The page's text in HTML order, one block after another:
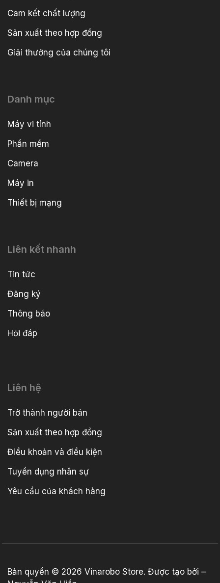
Cam kết chất lượng
Sản xuất theo hợp đồng
Giải thưởng của chúng tôi
Danh mục
Máy vi tính
Phần mềm
Camera
Máy in
Thiết bị mạng
Liên kết nhanh
Tin tức
Đăng ký
Thông báo
Hỏi đáp
Liên hệ
Trở thành người bán
Sản xuất theo hợp đồng
Điều khoản và điều kiện
Tuyển dụng nhân sự
Yêu cầu của khách hàng
Bản quyền © 2026 Vinarobo Store. Được tạo bởi –